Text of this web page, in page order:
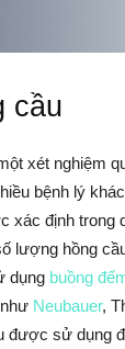
cầu
xét nghiệm
bệnh lý
xác định trong
lượng hồng
dụng buồng
Neubauer,
được sử dụng